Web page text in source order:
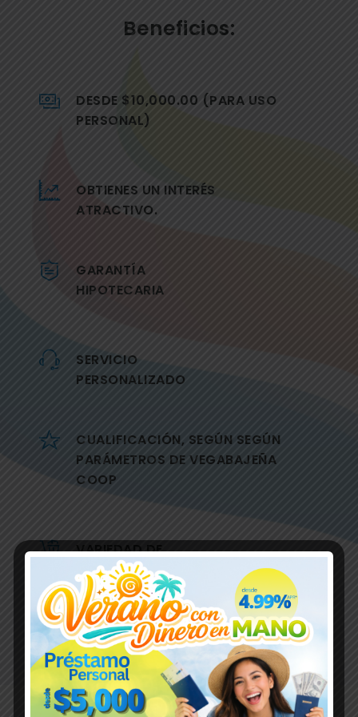
Beneficios:
DESDE $10,000.00 (PARA USO
PERSONAL)
OBTIENES UN INTERÉS
ATRACTIVO.
GARANTÍA
HIPOTECARIA
SERVICIO
PERSONALIZADO
CUALIFICACIÓN, SEGÚN SEGÚN
PARÁMETROS DE VEGABAJEÑA
COOP
VARIEDAD DE
PRODUCTOS